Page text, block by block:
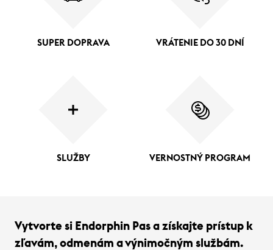
SUPER DOPRAVA VRÁTENIE DO 30 DNÍ
SLUŽBY VERNOSTNÝ PROGRAM
Vytvorte si Endorphin Pas a získajte prístup k
zľavám, odmenám a výnimočným službám.